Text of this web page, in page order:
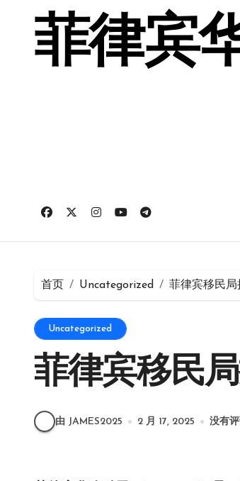
菲律宾
首页 Uncategorized 菲律宾移民
Uncategorized
菲律宾移民
由 JAMES2025 2 月 17, 2025 没有